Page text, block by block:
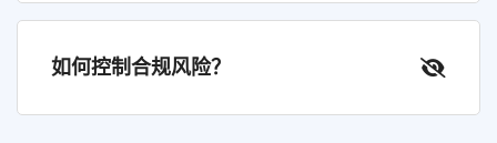
如何控制合规风险？